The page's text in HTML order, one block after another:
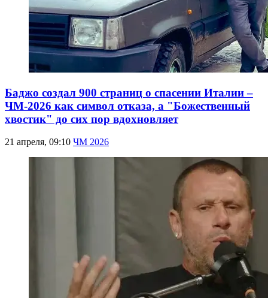
Баджо создал 900 страниц о спасении Италии –
ЧМ-2026 как символ отказа, а "Божественный
хвостик" до сих пор вдохновляет
21 апреля, 09:10 ЧМ 2026